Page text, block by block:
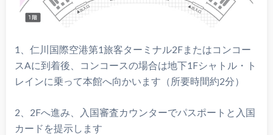
1、仁川国際空港第1旅客ターミナル2Fまたはコンコー
スAに到着後、コンコースの場合は地下1Fシャトル・ト
レインに乗って本館へ向かいます（所要時間約2分）
2、2Fへ進み、入国審査カウンターでパスポートと入国
カードを提示します